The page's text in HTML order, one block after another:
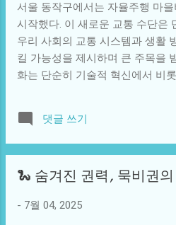
이 한국에 대한 새...
임없이 놀라워했다. 하지만 그의
로 돌변했다. 일부 사람들은 하비
이전에 학계에서 겪었던 논란을
다. 오리너구리의 발견이 이토록
귀한 동물의 신비로움 때문이었지
구리에 대한 대중의 인식과 함께
있기 때문에 하비의 연구가 공개
게 되었다. 원주율 공동체는 하비
보았지만, 그와 관련된 다양한 해
서울 동작구에서는 자율주행 마
시작했다. 이 새로운 교통 수단은
우리 사회의 교통 시스템과 생활
킬 가능성을 제시하며 큰 주목을
화는 단순히 기술적 혁신에서 비
이해는 자율주행의 필요성에 대한
는 인구 밀집, 환경 오염, 교통 혼
있다. 서울은 이러한 문제를 심각
한다. 그 과정에서 발생하는 불편
기 위한 노력은 끊임없이 이어져
댓글 쓰기
🐍 숨겨진 권력, 묵비권의
- 7월 04, 2025